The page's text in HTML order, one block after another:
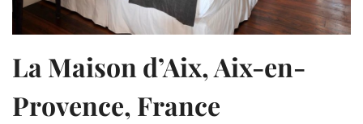
La Maison d’Aix, Aix-en-
Provence, France